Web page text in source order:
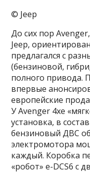
© Jeep
До сих пор
Jeep,
предлагался с
(бензиновой,
полного привода.
впервые
европейские
У Avenger 4xe
установка, в
бензиновый ДВС
электромотора
каждый. Коробка
«робот» e-DCS6 с